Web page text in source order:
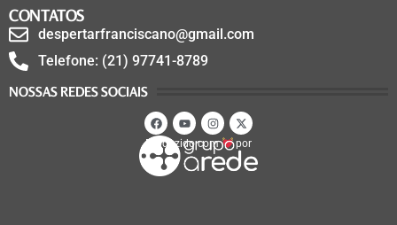
CONTATOS
despertarfranciscano@gmail.com
Telefone: (21) 97741-8789
NOSSAS REDES SOCIAIS
Produzido com por